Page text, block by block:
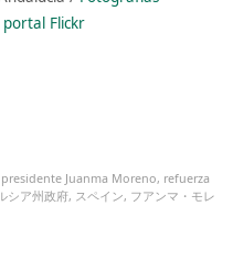
Flickr
presidente Juanma Moreno, refuerza
シア州政府, スペイン, フアンマ・モレ